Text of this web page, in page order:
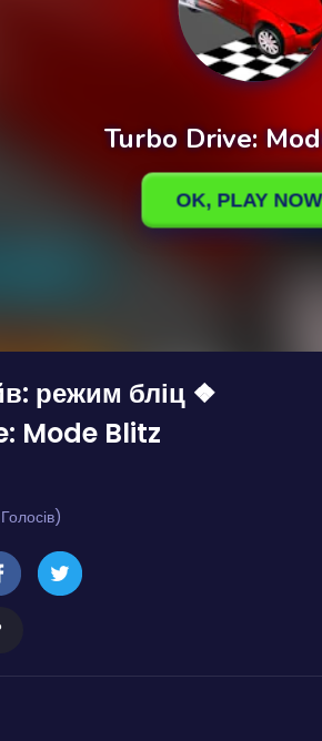
режим бліц ❖
Mode Blitz